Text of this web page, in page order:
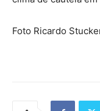
Foto Ricardo